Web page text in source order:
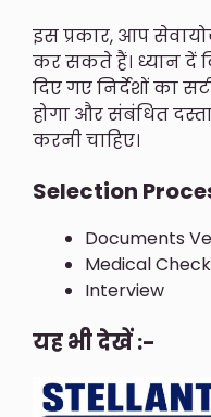
इस प्रकार, आप
कर सकते हैं। ध्यान दें
दिए गए निर्देशों
होगा और संबंधित
करनी चाहिए।
Selection
Documents
Medical
Interview
यह भी देखें :-